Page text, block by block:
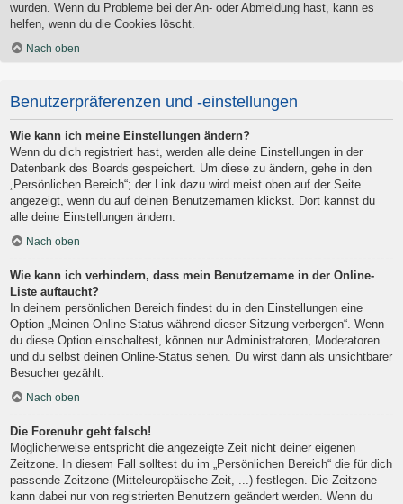
wurden. Wenn du Probleme bei der An- oder Abmeldung hast, kann es
helfen, wenn du die Cookies löscht.
Nach oben
Benutzerpräferenzen und -einstellungen
Wie kann ich meine Einstellungen ändern?
Wenn du dich registriert hast, werden alle deine Einstellungen in der
Datenbank des Boards gespeichert. Um diese zu ändern, gehe in den
„Persönlichen Bereich“; der Link dazu wird meist oben auf der Seite
angezeigt, wenn du auf deinen Benutzernamen klickst. Dort kannst du
alle deine Einstellungen ändern.
Nach oben
Wie kann ich verhindern, dass mein Benutzername in der Online-
Liste auftaucht?
In deinem persönlichen Bereich findest du in den Einstellungen eine
Option „Meinen Online-Status während dieser Sitzung verbergen“. Wenn
du diese Option einschaltest, können nur Administratoren, Moderatoren
und du selbst deinen Online-Status sehen. Du wirst dann als unsichtbarer
Besucher gezählt.
Nach oben
Die Forenuhr geht falsch!
Möglicherweise entspricht die angezeigte Zeit nicht deiner eigenen
Zeitzone. In diesem Fall solltest du im „Persönlichen Bereich“ die für dich
passende Zeitzone (Mitteleuropäische Zeit, ...) festlegen. Die Zeitzone
kann dabei nur von registrierten Benutzern geändert werden. Wenn du